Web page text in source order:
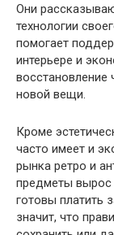
Они
технологии
помогает
интерьере и
восстановление
новой вещи.
Кроме
часто имеет и
рынка ретро и
предметы вырос
готовы платить
значит, что